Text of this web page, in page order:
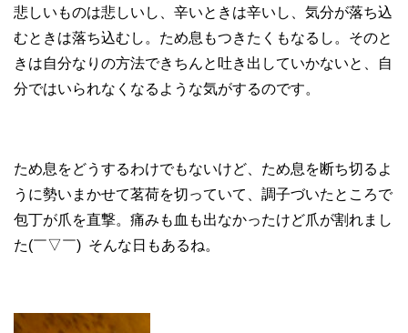
悲しいものは悲しいし、辛いときは辛いし、気分が落ち込
むときは落ち込むし。ため息もつきたくもなるし。そのと
きは自分なりの方法できちんと吐き出していかないと、自
分ではいられなくなるような気がするのです。
ため息をどうするわけでもないけど、ため息を断ち切るよ
うに勢いまかせて茗荷を切っていて、調子づいたところで
包丁が爪を直撃。痛みも血も出なかったけど爪が割れまし
た(￣▽￣) そんな日もあるね。